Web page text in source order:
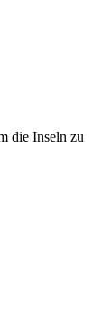
die Inseln zu